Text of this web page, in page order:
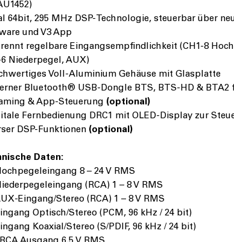
64bit, 295 MHz DSP-Technologie, steuerbar über
und V3 App
regelbare Eingangsempfindlichkeit (CH1-8
6 Niederpegel, AUX)
Voll-Aluminium Gehäuse mit Glasplatte
Bluetooth® USB-Dongle BTS, BTS-HD & BTA2
& App-Steuerung (optional)
Fernbedienung DRC1 mit OLED-Display zur
DSP-Funktionen (optional)
Daten:
8 – 24 V RMS
(RCA) 1 – 8 V RMS
Eingang/Stereo (RCA) 1 – 8 V RMS
Optisch/Stereo (PCM, 96 kHz / 24 bit)
Koaxial/Stereo (S/PDIF, 96 kHz / 24 bit)